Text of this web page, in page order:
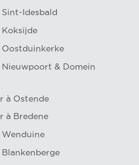
Sint-Idesbald
Koksijde
Oostduinkerke
Nieuwpoort & Domein
à Ostende
à Bredene
Wenduine
Blankenberge